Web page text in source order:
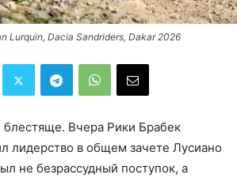
Lurquin, Dacia Sandriders, Dakar 2026
блестяще. Вчера Рики Брабек
лидерство в общем зачете Лусиано
не безрассудный поступок, а